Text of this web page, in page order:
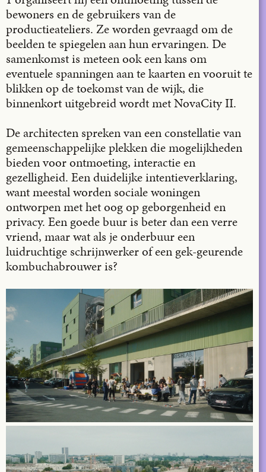
bewoners en de gebruikers van de
productieateliers. Ze worden gevraagd om de
beelden te spiegelen aan hun ervaringen. De
samenkomst is meteen ook een kans om
eventuele spanningen aan te kaarten en vooruit te
blikken op de toekomst van de wijk, die
binnenkort uitgebreid wordt met NovaCity II.
De architecten spreken van een constellatie van
gemeenschappelijke plekken die mogelijkheden
bieden voor ontmoeting, interactie en
gezelligheid. Een duidelijke intentieverklaring,
want meestal worden sociale woningen
ontworpen met het oog op geborgenheid en
privacy. Een goede buur is beter dan een verre
vriend, maar wat als je onderbuur een
luidruchtige schrijnwerker of een gek-geurende
kombuchabrouwer is?